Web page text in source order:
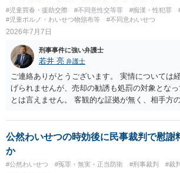
#児童買春・援助交際 #不同意性交等罪 #痴漢・性犯罪
#児童ポルノ・わいせつ物頒布等
#不同意わいせつ
2026年7月7日
刑事事件に強い弁護士
若井 亮 弁護士
ご連絡ありがとうございます。 実情については
げられませんが、売却の勧誘も処罰の対象とな
とは言えません。 客観的な証拠が無く、相手方
公然わいせつの時効後に民事裁判で慰謝
か
#公然わいせつ #冤罪・無実・正当防衛 #刑事裁判 #裁